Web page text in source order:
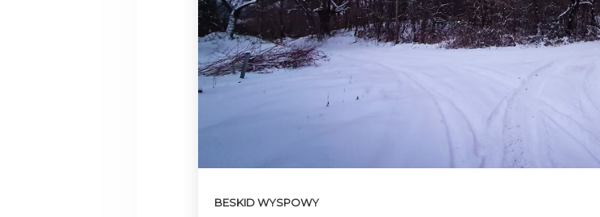
BESKID WYSPOWY